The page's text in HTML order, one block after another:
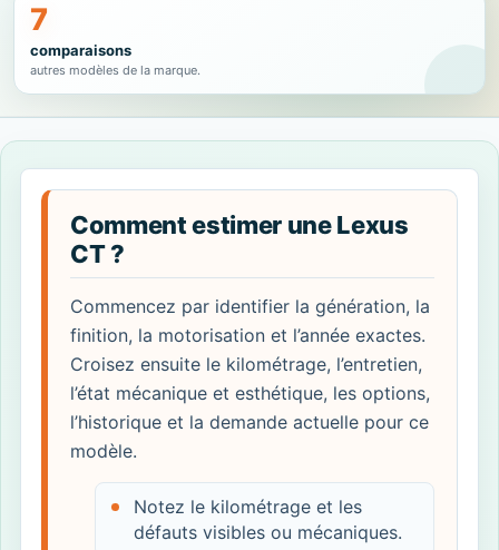
7
comparaisons
autres modèles de la marque.
Comment estimer une Lexus
CT ?
Commencez par identifier la génération, la
finition, la motorisation et l’année exactes.
Croisez ensuite le kilométrage, l’entretien,
l’état mécanique et esthétique, les options,
l’historique et la demande actuelle pour ce
modèle.
Notez le kilométrage et les
défauts visibles ou mécaniques.